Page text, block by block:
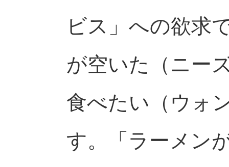
ビス」への欲求
が空いた（ニー
食べたい（ウォ
す。「ラーメン